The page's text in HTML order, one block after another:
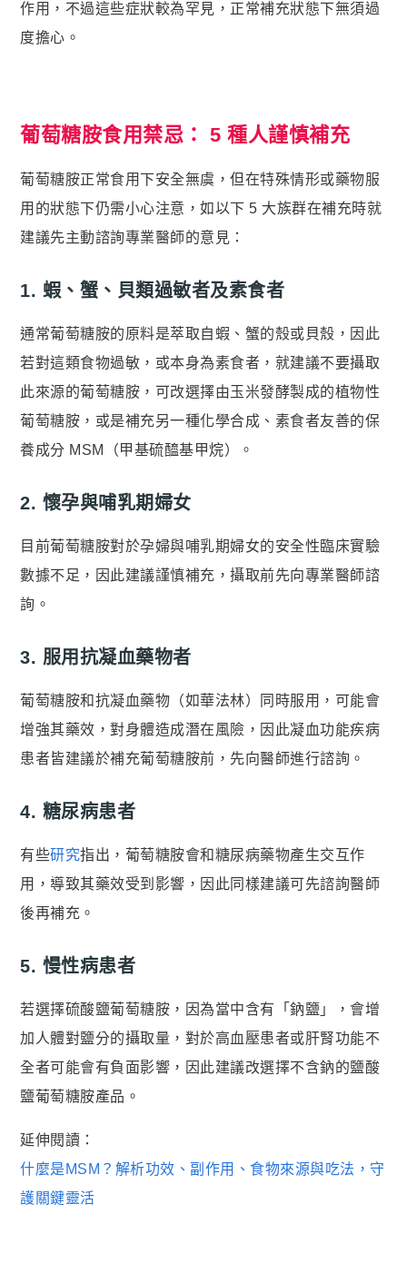
作用，不過這些症狀較為罕見，正常補充狀態下無須過
度擔心。
葡萄糖胺食用禁忌： 5 種人謹慎補充
葡萄糖胺正常食用下安全無虞，但在特殊情形或藥物服
用的狀態下仍需小心注意，如以下 5 大族群在補充時就
建議先主動諮詢專業醫師的意見：
1. 蝦、蟹、貝類過敏者及素食者
通常葡萄糖胺的原料是萃取自蝦、蟹的殼或貝殼，因此
若對這類食物過敏，或本身為素食者，就建議不要攝取
此來源的葡萄糖胺，可改選擇由玉米發酵製成的植物性
葡萄糖胺，或是補充另一種化學合成、素食者友善的保
養成分 MSM（甲基硫醯基甲烷）。
2. 懷孕與哺乳期婦女
目前葡萄糖胺對於孕婦與哺乳期婦女的安全性臨床實驗
數據不足，因此建議謹慎補充，攝取前先向專業醫師諮
詢。
3. 服用抗凝血藥物者
葡萄糖胺和抗凝血藥物（如華法林）同時服用，可能會
增強其藥效，對身體造成潛在風險，因此凝血功能疾病
患者皆建議於補充葡萄糖胺前，先向醫師進行諮詢。
4. 糖尿病患者
有些研究指出，葡萄糖胺會和糖尿病藥物產生交互作
用，導致其藥效受到影響，因此同樣建議可先諮詢醫師
後再補充。
5. 慢性病患者
若選擇硫酸鹽葡萄糖胺，因為當中含有「鈉鹽」，會增
加人體對鹽分的攝取量，對於高血壓患者或肝腎功能不
全者可能會有負面影響，因此建議改選擇不含鈉的鹽酸
鹽葡萄糖胺產品。
延伸閱讀：
什麼是MSM？解析功效、副作用、食物來源與吃法，守
護關鍵靈活